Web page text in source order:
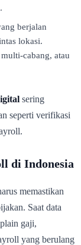
berjalan
lokasi.
cabang, atau
sering
seperti verifikasi
di Indonesia
memastikan
Saat data
gaji,
yang berulang